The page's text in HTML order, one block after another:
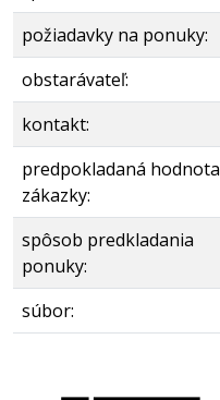
požiadavky na ponuky:
obstarávateľ:
kontakt:
predpokladaná hodnota
zákazky:
spôsob predkladania
ponuky:
súbor: